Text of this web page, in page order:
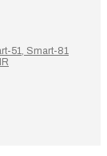
51, Smart-81